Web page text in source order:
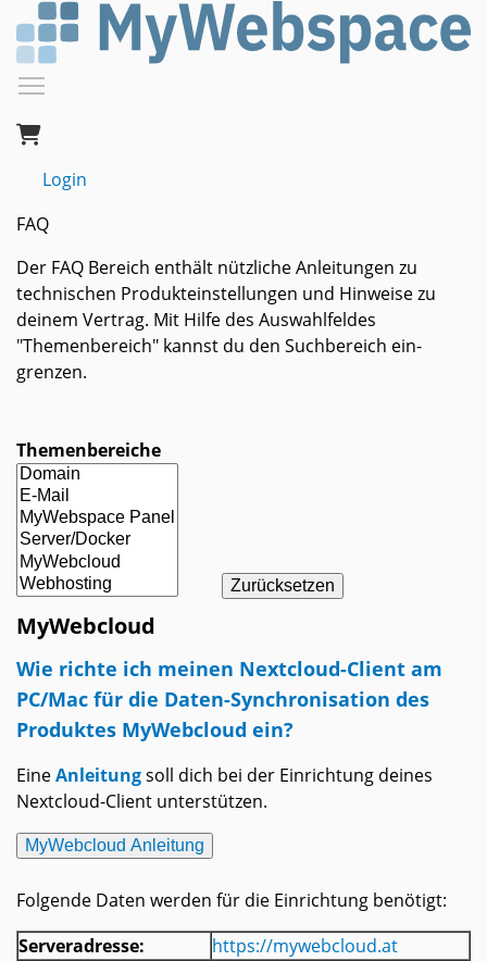
to
main
content
Login
FAQ
Der FAQ Bereich enthält nützliche An­lei­tungen zu
technischen Produkt­ein­stellungen und Hinweise zu
deinem Ver­trag. Mit Hilfe des Auswahl­feldes
"Themenbereich" kannst du den Such­bereich ein­
grenzen.
Themenbereiche
MyWebcloud
Wie richte ich meinen Nextcloud-Client am
PC/Mac für die Daten-Synchronisation des
Produktes MyWebcloud ein?
EineAnleitungsoll dich bei der Einrichtung deines
Nextcloud-Client unterstützen.
MyWebcloud Anleitung
Folgende Daten werden für die Einrichtung benötigt:
Serveradresse:
https://mywebcloud.at